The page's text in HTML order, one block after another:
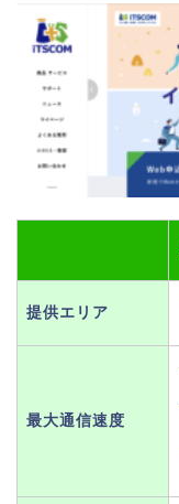
提供エリア
最大通信速度